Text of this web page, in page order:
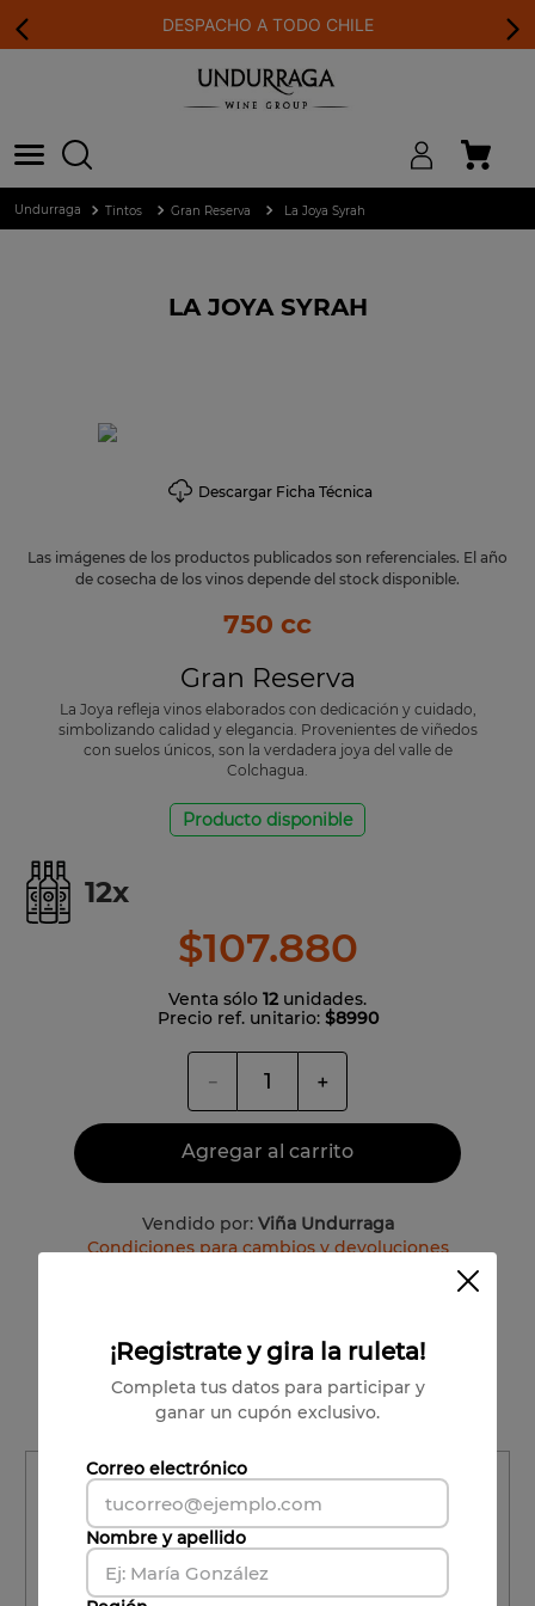
DESPACHO A TODO CHILE
Tintos Gran Reserva La Joya Syrah
Descargar Ficha Técnica
Las imágenes de los productos publicados son referenciales. El año
de cosecha de los vinos depende del stock disponible.
LA JOYA SYRAH
750 cc
Gran Reserva
La Joya refleja vinos elaborados con dedicación y cuidado,
simbolizando calidad y elegancia. Provenientes de viñedos
con suelos únicos, son la verdadera joya del valle de
Colchagua.
Producto disponible
12x
$107.880
Venta sólo 12 unidades.
Precio ref. unitario: $8990
＋
－
Agregar al carrito
Vendido por: Viña Undurraga
Condiciones para cambios y devoluciones
Patricio Lucero
Región
Región
Comuna
¡Registrate y gira la ruleta!
Completa tus datos para participar y
ganar un cupón exclusivo.
Correo electrónico
Nombre y apellido